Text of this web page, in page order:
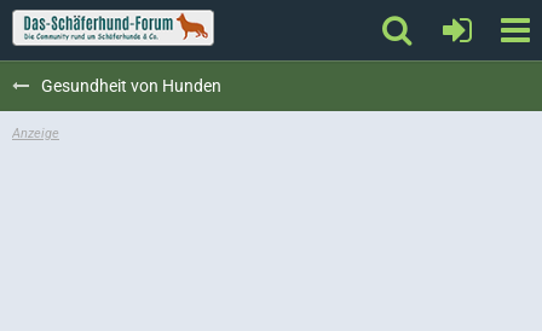
Gesundheit von Hunden